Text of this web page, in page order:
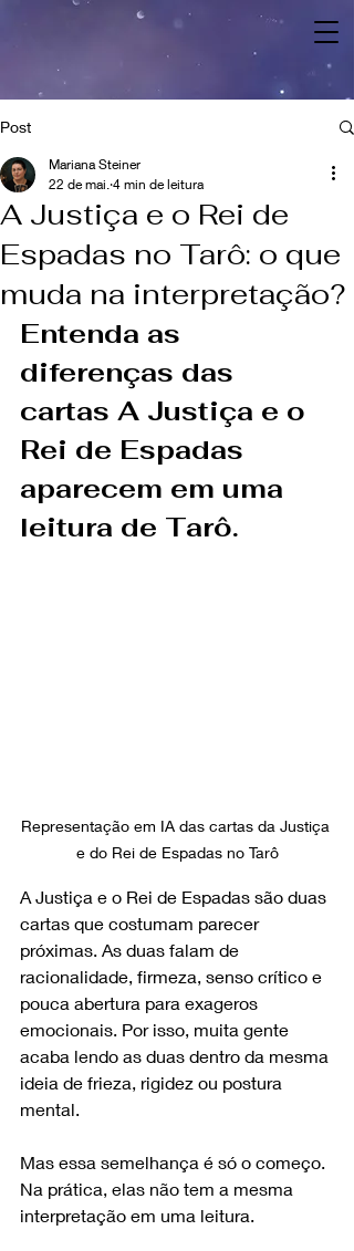
Post
A Justiça e o Rei de
Espadas no Tarô: o que
muda na interpretação?
Mariana Steiner
22 de mai. 4 min de leitura
Entenda as
diferenças das
cartas A Justiça e o
Rei de Espadas
aparecem em uma
leitura de Tarô.
Representação em IA das cartas da Justiça
e do Rei de Espadas no Tarô
A Justiça e o Rei de Espadas são duas
cartas que costumam parecer
próximas. As duas falam de
racionalidade, firmeza, senso crítico e
pouca abertura para exageros
emocionais. Por isso, muita gente
acaba lendo as duas dentro da mesma
ideia de frieza, rigidez ou postura
mental.
Mas essa semelhança é só o começo.
Na prática, elas não tem a mesma
interpretação em uma leitura.